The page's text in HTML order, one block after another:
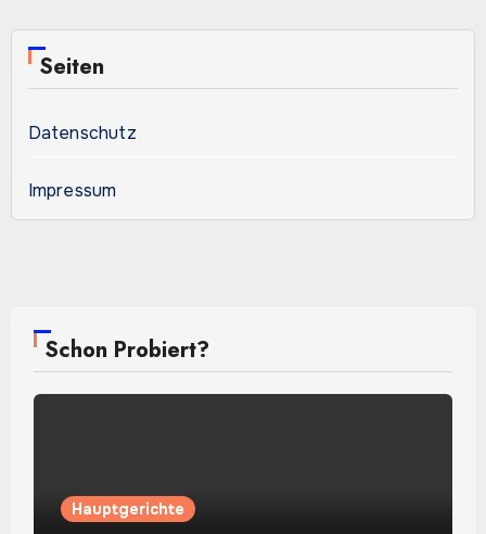
Seiten
Datenschutz
Impressum
Schon Probiert?
Hauptgerichte